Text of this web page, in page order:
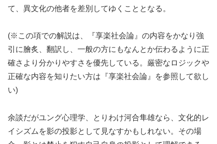
て、異文化の他者を差別してゆくこととなる。
(※この項での解説は、『享楽社会論』の内容をかなり強
引に膾炙、翻訳し、一般の方にもなんとか伝わるように正
確さより分かりやすさを優先している。厳密なロジックや
正確な内容を知りたい方は『享楽社会論』を参照して欲し
い)
余談だがユング心理学、とりわけ河合隼雄なら、文化的レ
イシズムを影の投影として見なすかもしれない。その場